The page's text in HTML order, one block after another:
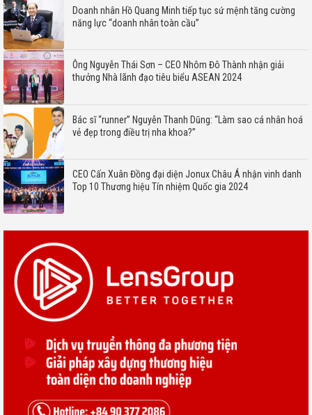
Doanh nhân Hồ Quang Minh tiếp tục sứ mệnh tăng cường
năng lực “doanh nhân toàn cầu”
Ông Nguyễn Thái Sơn – CEO Nhôm Đô Thành nhận giải
thưởng Nhà lãnh đạo tiêu biểu ASEAN 2024
Bác sĩ “runner” Nguyễn Thanh Dũng: “Làm sao cá nhân hoá
vẻ đẹp trong điều trị nha khoa?”
CEO Cấn Xuân Đồng đại diện Jonux Châu Á nhận vinh danh
Top 10 Thương hiệu Tín nhiệm Quốc gia 2024